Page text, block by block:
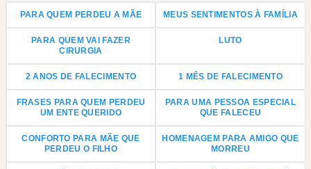
PARA QUEM PERDEU A MÃE MEUS SENTIMENTOS À FAMÍLIA
PARA QUEM VAI FAZER
CIRURGIA
LUTO
2 ANOS DE FALECIMENTO 1 MÊS DE FALECIMENTO
FRASES PARA QUEM PERDEU
UM ENTE QUERIDO
PARA UMA PESSOA ESPECIAL
QUE FALECEU
CONFORTO PARA MÃE QUE
PERDEU O FILHO
HOMENAGEM PARA AMIGO QUE
MORREU